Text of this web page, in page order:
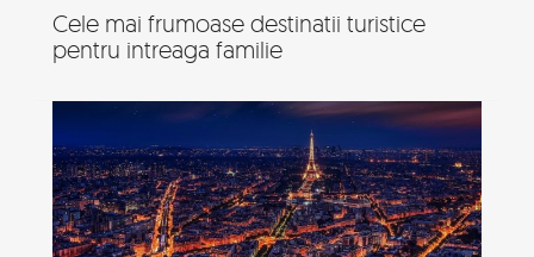
Cele mai frumoase destinatii turistice
pentru intreaga familie